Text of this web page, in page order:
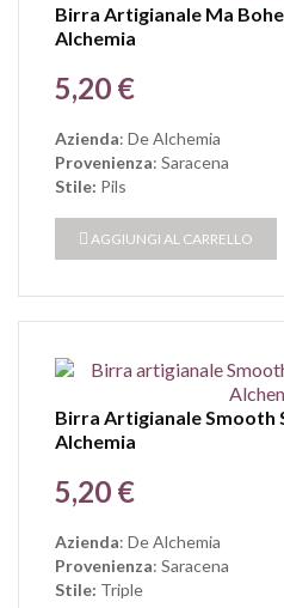
Birra Artigianale Ma
Alchemia
Prezzo
5,20 €
Azienda: De Alchemia
Provenienza: Saracena
Stile: Pils
AGGIUNGI AL CARRELLO
Birra Artigianale Smooth
Alchemia
Prezzo
5,20 €
Azienda: De Alchemia
Provenienza: Saracena
Stile: Triple